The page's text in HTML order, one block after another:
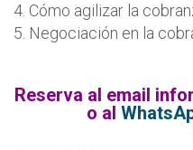
4. Cómo agilizar la
5. Negociación en la
Reserva al email
o al